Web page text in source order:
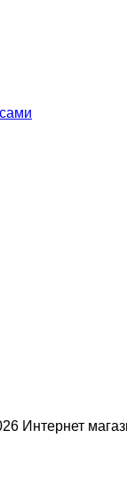
Интернет